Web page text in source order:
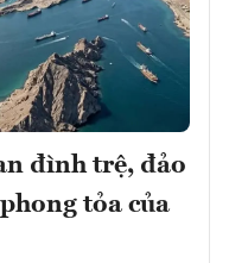
đình trệ, đảo
tỏa của